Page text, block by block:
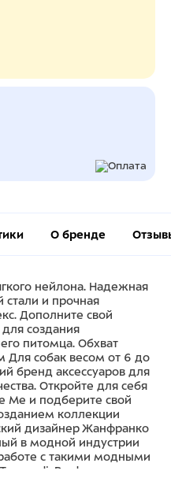
О бренде
нейлона. Надежная
и прочная
Дополните свой
создания
питомца. Обхват
Для собак весом от 6 до
бренд аксессуаров для
Откройте для себя
Me и подберите свой
коллекции
дизайнер Жанфранко
в модной индустрии
с такими модными
Prada.